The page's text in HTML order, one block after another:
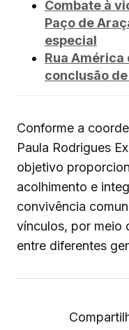
Combate à
Paço de
especial
Rua América
conclusão
Conforme a
Paula Rodrigues
objetivo
acolhimento e
convivência
vínculos, por meio
entre diferentes